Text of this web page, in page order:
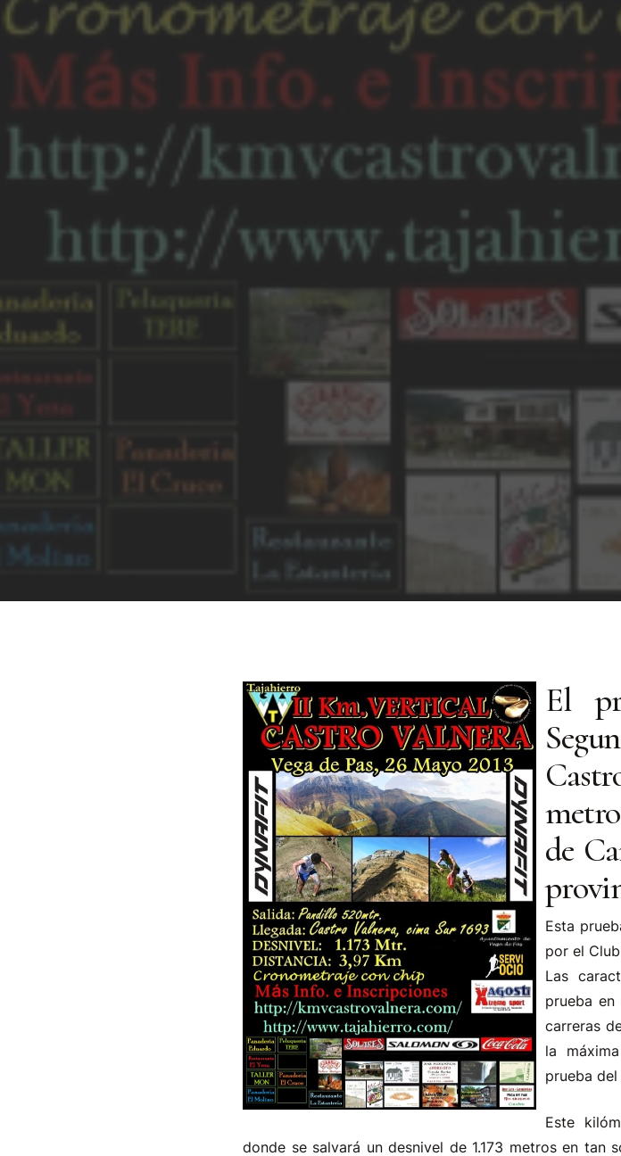
El
de
Esta
por el
Las
prueba en
carreras
la
prueba
Este
donde se salvará un desnivel de 1.173 metros en